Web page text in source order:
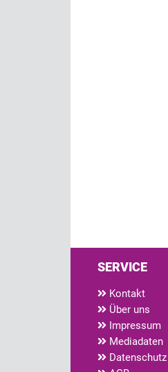
SERVICE
Kontakt
Über uns
Impressum
Mediadaten
Datenschutz